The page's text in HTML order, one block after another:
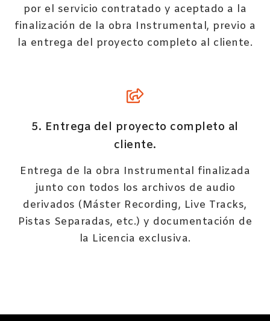
por el servicio contratado y aceptado a la
finalización de la obra Instrumental, previo a
la entrega del proyecto completo al cliente.
5. Entrega del proyecto completo al
cliente.
Entrega de la obra Instrumental finalizada
junto con todos los archivos de audio
derivados (Máster Recording, Live Tracks,
Pistas Separadas, etc.) y documentación de
la Licencia exclusiva.